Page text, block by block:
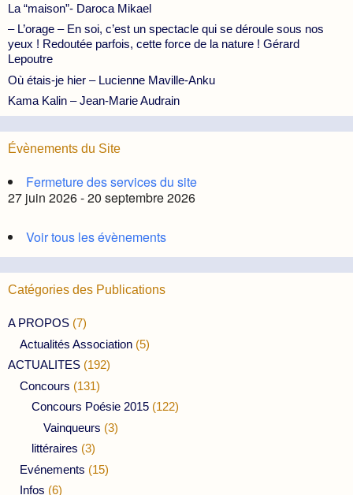
La “maison”- Daroca Mikael
– L’orage – En soi, c’est un spectacle qui se déroule sous nos
yeux ! Redoutée parfois, cette force de la nature ! Gérard
Lepoutre
Où étais-je hier – Lucienne Maville-Anku
Kama Kalin – Jean-Marie Audrain
Évènements du Site
Fermeture des services du site
27 juin 2026 - 20 septembre 2026
Voir tous les évènements
Catégories des Publications
A PROPOS (7)
Actualités Association (5)
ACTUALITES (192)
Concours (131)
Concours Poésie 2015 (122)
Vainqueurs (3)
littéraires (3)
Evénements (15)
Infos (6)